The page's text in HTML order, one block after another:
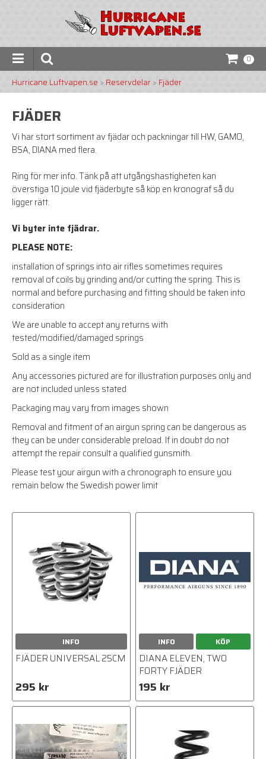
0
Hurricane Luftvapen.se > Reservdelar> Fjäder
FJÄDER
Vi har stort sortiment av fjädar och packningar till HW, GAMO,
BSA, DIANA med flera.
Ring för mer info. Tänk på att utgångshastigheten kan
överstiga 10 joule vid fjäderbyte så köp en kronograf så du
ligger rätt.
Vi byter inte fjädrar.
PLEASE NOTE:
installation of springs into air rifles sometimes requires
removal of coils by grinding and/or cutting the spring. This is
normal and before purchasing and fitting should be taken into
consideration
We are unable to accept any returns with
tested/modified/damaged springs
Sold as a single item
Any accessories pictured are for illustration purposes only and
are not included unless stated
Packaging may vary from images shown
Removal and fitment of an airgun spring can be dangerous as
they can be under considerable preload. If in doubt do not
attempt the repair consult a qualified gunsmith.
Please test your airgun with a chronograph to ensure you
remain below the Swedish power limit
INFO
FJÄDER UNIVERSAL 25CM
295 kr
INFO KÖP
DIANA ELEVEN, TWO
FORTY FJÄDER
195 kr